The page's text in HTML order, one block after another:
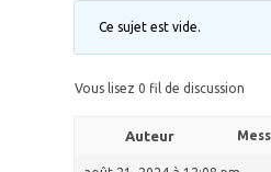
Ce sujet est vide.
Vous lisez 0 fil de discussion
Auteur